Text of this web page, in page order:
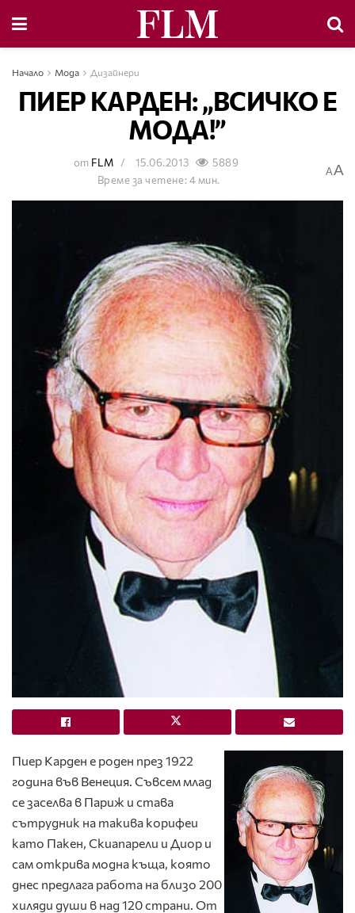
Начало Мода Дизайнери
ПИЕР КАРДЕН: „ВСИЧКО Е
МОДА!”
от FLM 15.06.2013
5889
Време за четене: 4 мин.
AA
Пиер Карден е роден през 1922
година във Венеция. Съвсем млад
се заселва в Париж и става
сътрудник на такива корифеи
като Пакен, Скиапарели и Диор и
сам открива модна къща, която
днес предлага работа на близо 200
хиляди души в над 120 страни. От